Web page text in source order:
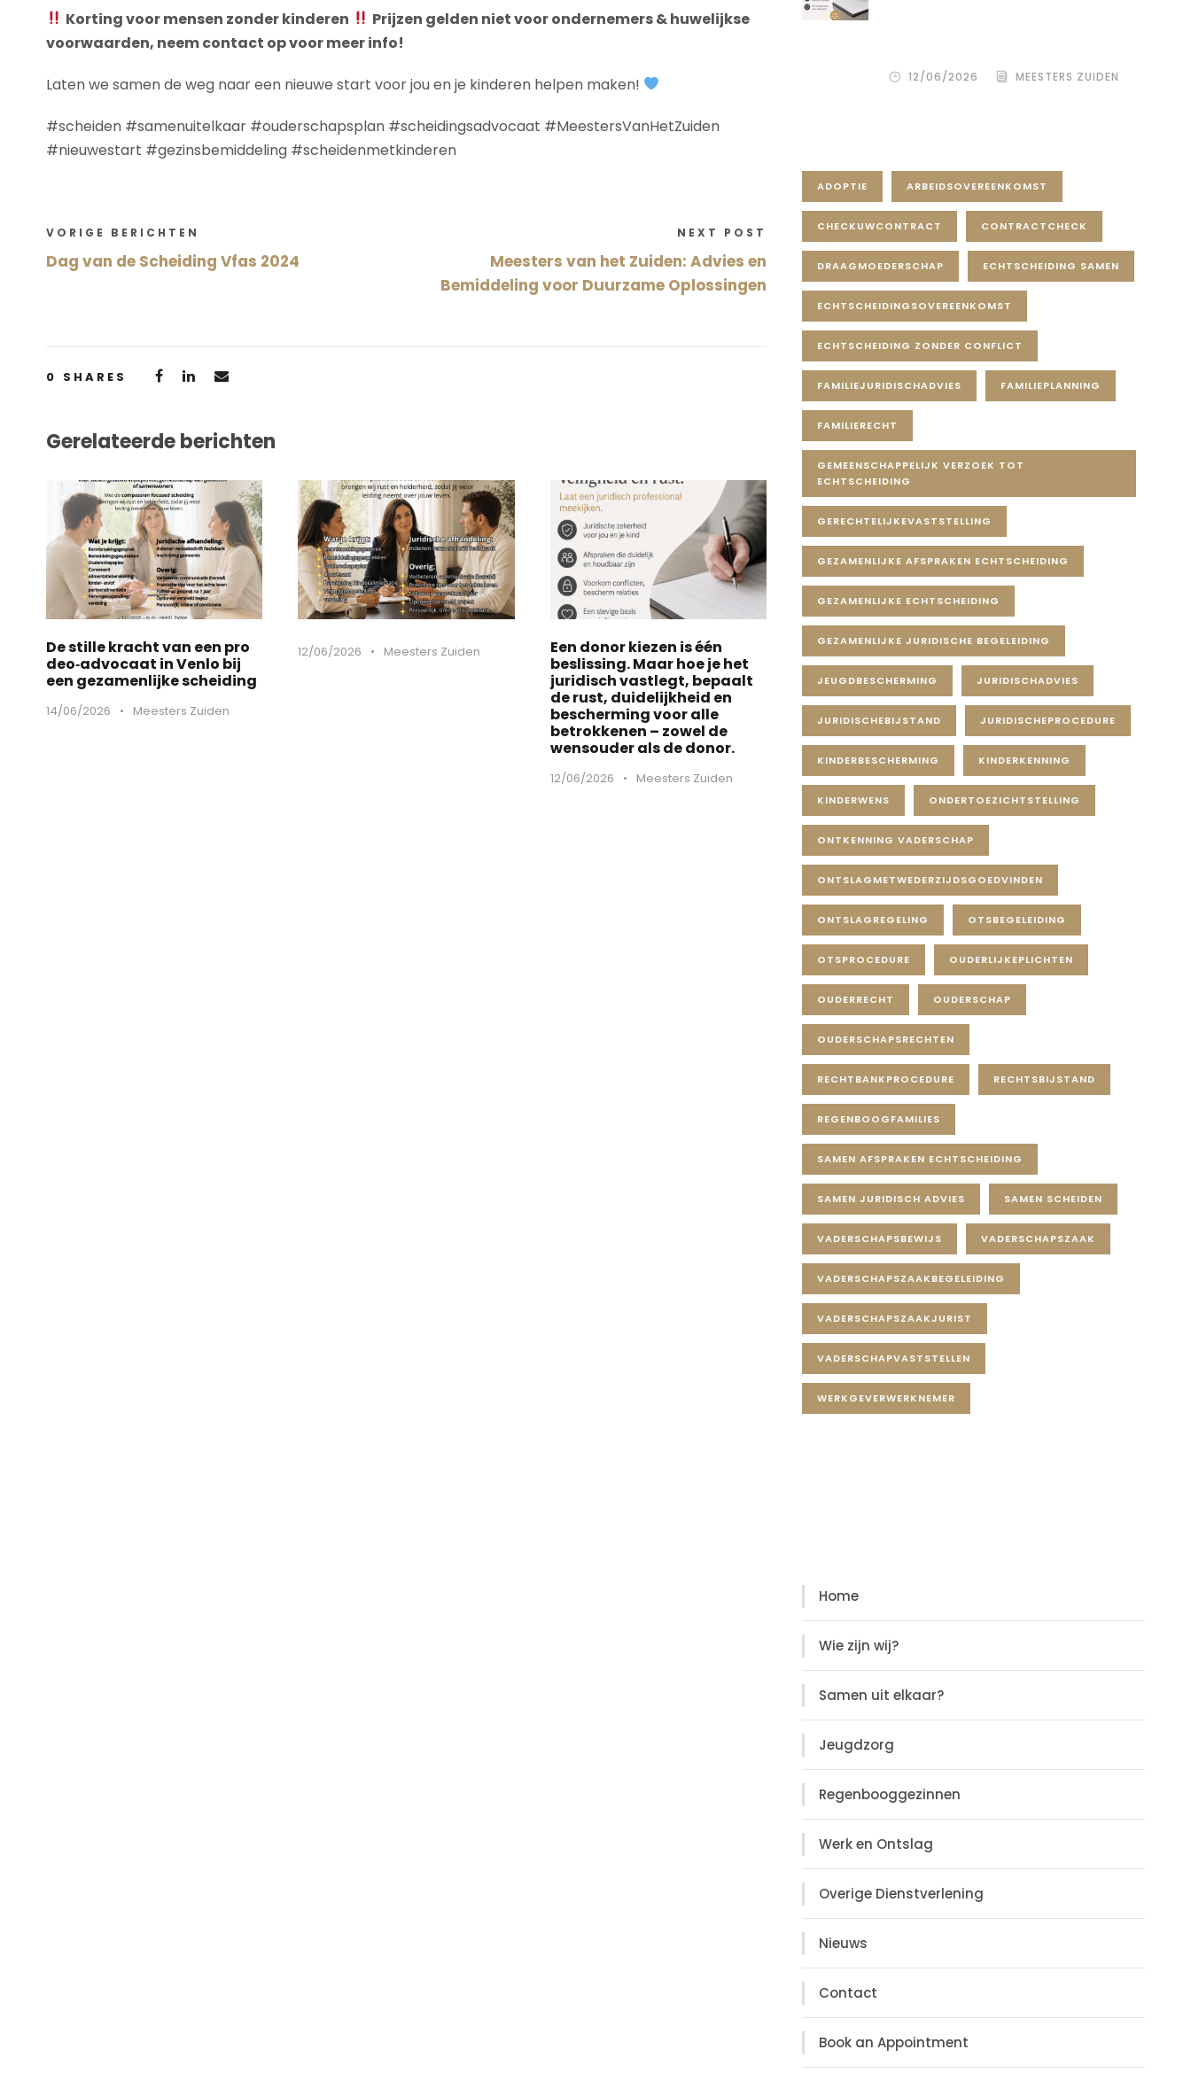
Korting voor mensen zonder kinderen
Prijzen gelden niet voor ondernemers & huwelijkse
voorwaarden, neem contact op voor meer info!
Laten we samen de weg naar een nieuwe start voor jou en je kinderen helpen maken!
#scheiden #samenuitelkaar #ouderschapsplan #scheidingsadvocaat #MeestersVanHetZuiden
#nieuwestart #gezinsbemiddeling #scheidenmetkinderen
VORIGE BERICHTEN
Dag van de Scheiding Vfas 2024
NEXT POST
Meesters van het Zuiden: Advies en
Bemiddeling voor Duurzame Oplossingen
0 SHARES
Gerelateerde berichten
De stille kracht van een pro
deo‑advocaat in Venlo bij
een gezamenlijke scheiding
14/06/2026 • Meesters Zuiden
12/06/2026 • Meesters Zuiden
Een donor kiezen is één
beslissing. Maar hoe je het
juridisch vastlegt, bepaalt
de rust, duidelijkheid en
bescherming voor alle
betrokkenen – zowel de
wensouder als de donor.
12/06/2026 • Meesters Zuiden
12/06/2026 MEESTERS ZUIDEN
ADOPTIE ARBEIDSOVEREENKOMST
CHECKUWCONTRACT CONTRACTCHECK
DRAAGMOEDERSCHAP ECHTSCHEIDING SAMEN
ECHTSCHEIDINGSOVEREENKOMST
ECHTSCHEIDING ZONDER CONFLICT
FAMILIEJURIDISCHADVIES FAMILIEPLANNING
FAMILIERECHT
GEMEENSCHAPPELIJK VERZOEK TOT
ECHTSCHEIDING
GERECHTELIJKEVASTSTELLING
GEZAMENLIJKE AFSPRAKEN ECHTSCHEIDING
GEZAMENLIJKE ECHTSCHEIDING
GEZAMENLIJKE JURIDISCHE BEGELEIDING
JEUGDBESCHERMING JURIDISCHADVIES
JURIDISCHEBIJSTAND JURIDISCHEPROCEDURE
KINDERBESCHERMING KINDERKENNING
KINDERWENS ONDERTOEZICHTSTELLING
ONTKENNING VADERSCHAP
ONTSLAGMETWEDERZIJDSGOEDVINDEN
ONTSLAGREGELING OTSBEGELEIDING
OTSPROCEDURE OUDERLIJKEPLICHTEN
OUDERRECHT OUDERSCHAP
OUDERSCHAPSRECHTEN
RECHTBANKPROCEDURE RECHTSBIJSTAND
REGENBOOGFAMILIES
SAMEN AFSPRAKEN ECHTSCHEIDING
SAMEN JURIDISCH ADVIES SAMEN SCHEIDEN
VADERSCHAPSBEWIJS VADERSCHAPSZAAK
VADERSCHAPSZAAKBEGELEIDING
VADERSCHAPSZAAKJURIST
VADERSCHAPVASTSTELLEN
WERKGEVERWERKNEMER
Home
Wie zijn wij?
Samen uit elkaar?
Jeugdzorg
Regenbooggezinnen
Werk en Ontslag
Overige Dienstverlening
Nieuws
Contact
Book an Appointment